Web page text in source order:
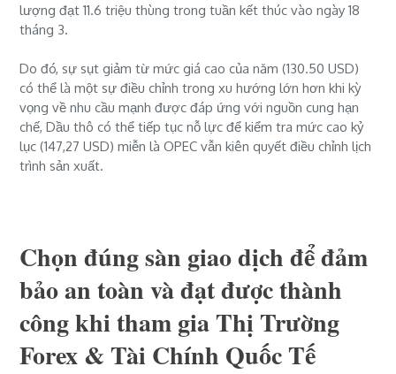
lượng đạt 11.6 triệu thùng trong tuần kết thúc vào ngày 18
tháng 3.
Do đó, sự sụt giảm từ mức giá cao của năm (130.50 USD)
có thể là một sự điều chỉnh trong xu hướng lớn hơn khi kỳ
vọng về nhu cầu mạnh được đáp ứng với nguồn cung hạn
chế, Dầu thô có thể tiếp tục nỗ lực để kiểm tra mức cao kỷ
lục (147,27 USD) miễn là OPEC vẫn kiên quyết điều chỉnh lịch
trình sản xuất.
Chọn đúng sàn giao dịch để đảm
bảo an toàn và đạt được thành
công khi tham gia Thị Trường
Forex & Tài Chính Quốc Tế